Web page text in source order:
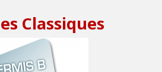
Classiques